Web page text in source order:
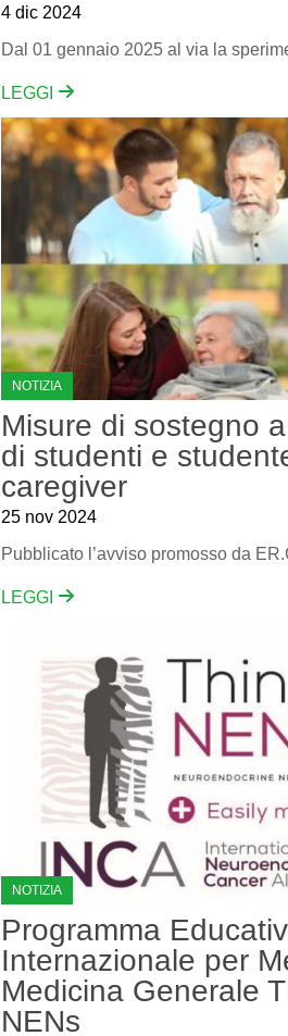
4 dic 2024
LEGGI
NOTIZIA
Misure di sostegno
di studenti e
caregiver
25 nov 2024
LEGGI
NOTIZIA
Programma
Internazionale per
Medicina Generale
NENs